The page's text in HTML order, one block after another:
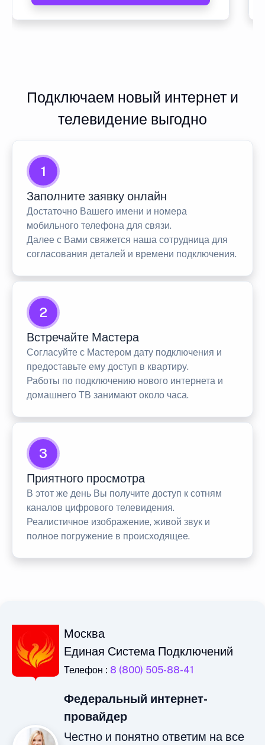
Подключаем новый интернет и
телевидение выгодно
1
Заполните заявку онлайн
Достаточно Вашего имени и номера
мобильного телефона для связи.
Далее с Вами свяжется наша сотрудница для
согласования деталей и времени подключения.
2
Встречайте Мастера
Согласуйте с Мастером дату подключения и
предоставьте ему доступ в квартиру.
Работы по подключению нового интернета и
домашнего ТВ занимают около часа.
3
Приятного просмотра
В этот же день Вы получите доступ к сотням
каналов цифрового телевидения.
Реалистичное изображение, живой звук и
полное погружение в происходящее.
Москва
Единая Система Подключений
Телефон : 8 (800) 505-88-41
Федеральный интернет-
провайдер
Честно и понятно ответим на все